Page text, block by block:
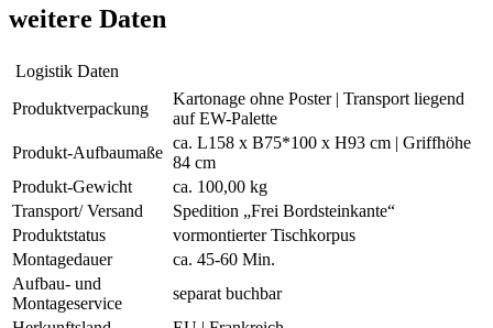
weitere Daten
Logistik Daten
Produktverpackung
Kartonage ohne Poster | Transport liegend
auf EW-Palette
Produkt-Aufbaumaße
ca. L158 x B75*100 x H93 cm | Griffhöhe
84 cm
Produkt-Gewicht
ca. 100,00 kg
Transport/ Versand
Spedition „Frei Bordsteinkante“
Produktstatus
vormontierter Tischkorpus
Montagedauer
ca. 45-60 Min.
Aufbau- und
Montageservice
separat buchbar